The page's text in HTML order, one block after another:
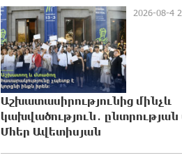
Մեր երկրում
ընդդիմության
պայքարում տուժում է
միայն ՀՀ քաղաքացին.
Կոստանյան
մոլորված
2026-08-4
Աշխատասիրությունից մինչև
կախվածություն․
Մհեր Ավետիսյան